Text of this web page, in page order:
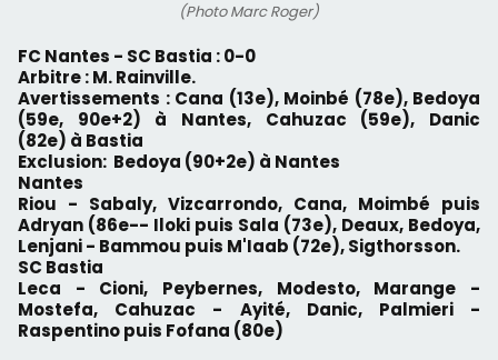
(Photo Marc Roger)
FC Nantes - SC Bastia : 0-0
Arbitre : M. Rainville.
Avertissements : Cana (13e), Moinbé (78e), Bedoya
(59e, 90e+2) à Nantes,
Cahuzac (59e), Danic
(82e) à Bastia
Exclusion: Bedoya (90+2e) à Nantes
Nantes
Riou - Sabaly, Vizcarrondo, Cana, Moimbé puis
Adryan (86e-- Iloki puis Sala (73e), Deaux, Bedoya,
Lenjani - Bammou puis M'Iaab (72e), Sigthorsson.
SC Bastia
Leca - Cioni, Peybernes, Modesto, Marange -
Mostefa, Cahuzac - Ayité, Danic, Palmieri -
Raspentino puis Fofana (80e)